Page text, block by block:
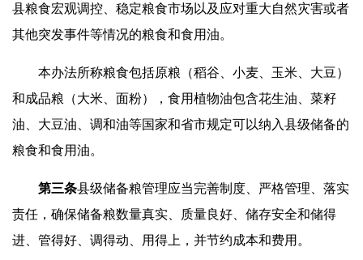
县粮食宏观调控、稳定粮食市场以及应对重大自然灾害或者
其他突发事件等情况的粮食和食用油。
本办法所称粮食包括原粮（稻谷、小麦、玉米、大豆）
和成品粮（大米、面粉），食用植物油包含花生油、菜籽
油、大豆油、调和油等国家和省市规定可以纳入县级储备的
粮食和食用油。
第三条县级储备粮管理应当完善制度、严格管理、落实
责任，确保储备粮数量真实、质量良好、储存安全和储得
进、管得好、调得动、用得上，并节约成本和费用。